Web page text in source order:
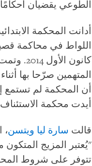
الطوعي يقضيان
أدانت المحكمة
كانون
المتهمين صرّحا بها
أيدت محكمة الاستئناف
قالت سارة ليا ويتسن،
"يُعتبر المزيج
تتوفر على شروط